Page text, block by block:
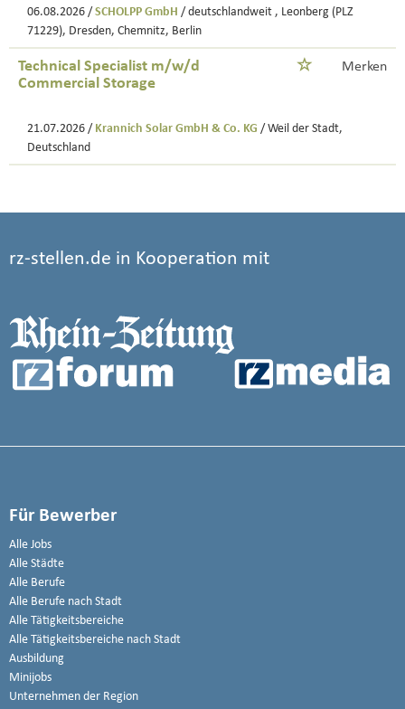
06.08.2026 / SCHOLPP GmbH / deutschlandweit , Leonberg (PLZ
71229), Dresden, Chemnitz, Berlin
Technical Specialist m/w/d
Commercial Storage
Merken
21.07.2026 / Krannich Solar GmbH & Co. KG / Weil der Stadt,
Deutschland
rz-stellen.de in Kooperation mit
Für Bewerber
Alle Jobs
Alle Städte
Alle Berufe
Alle Berufe nach Stadt
Alle Tätigkeitsbereiche
Alle Tätigkeitsbereiche nach Stadt
Ausbildung
Minijobs
Unternehmen der Region